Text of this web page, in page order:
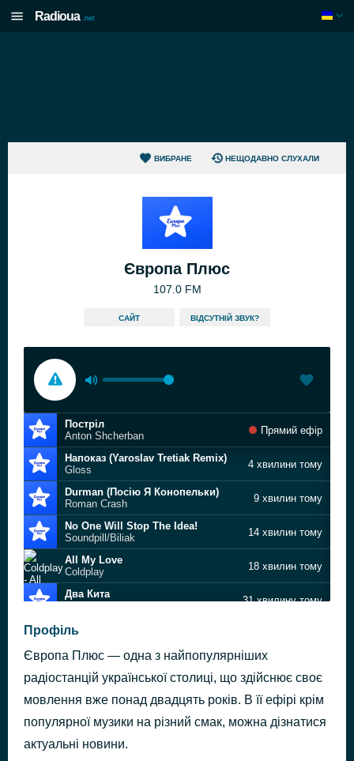
Radioua .net
ВИБРАНЕ НЕЩОДАВНО СЛУХАЛИ
Європа Плюс
107.0 FM
САЙТ ВІДСУТНІЙ ЗВУК?
Постріл
Anton Shcherban
Прямий ефір
Напоказ (Yaroslav Tretiak Remix)
Gloss
4 хвилини тому
Durman (Посію Я Конопельки)
Roman Crash
9 хвилин тому
No One Will Stop The Idea!
Soundpill/Biliak
14 хвилин тому
All My Love
Coldplay
18 хвилин тому
Два Кита
31 хвилину тому
Some Say (Remix)
П‘яне Сонце
Alekseev
Satisfy
Calvin Harris feat. Ellie Goulding
1 годину тому
Феромони
Olena Topolia
Профіль
Європа Плюс — одна з найпопулярніших
радіостанцій української столиці, що здійснює своє
мовлення вже понад двадцять років. В її ефірі крім
популярної музики на різний смак, можна дізнатися
актуальні новини.